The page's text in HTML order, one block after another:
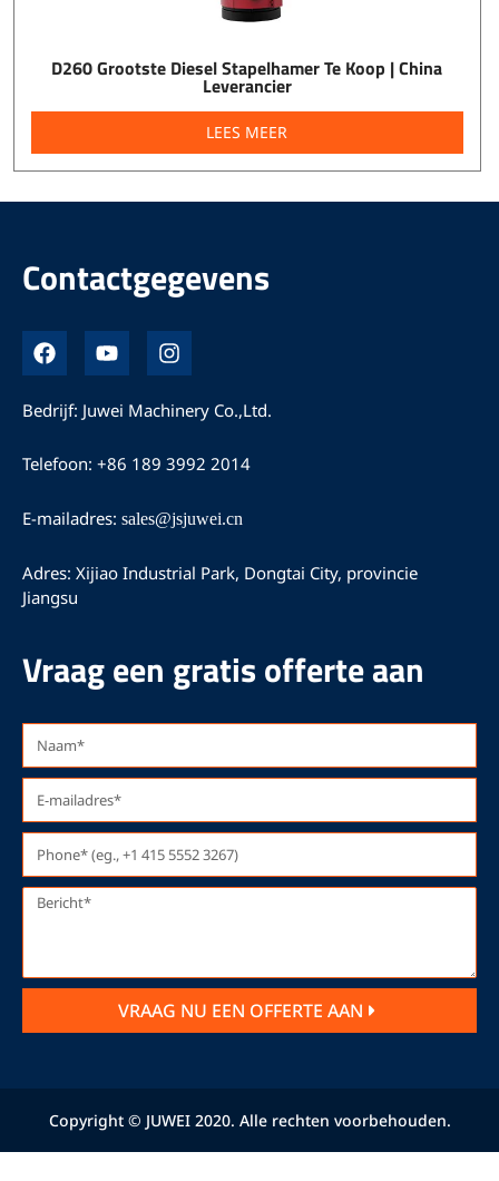
D260 Grootste Diesel Stapelhamer Te Koop | China
Leverancier
LEES MEER
Contactgegevens
F
a
c
e
o
o
Y
o
u
T
b
e
I
n
s
t
g
r
m
Bedrijf: Juwei Machinery Co.,Ltd.
Telefoon: +86 189 3992 2014
E-mailadres: sales@jsjuwei.cn
Adres: Xijiao Industrial Park, Dongtai City, provincie
Jiangsu
Vraag een gratis offerte aan
VRAAG NU EEN OFFERTE AAN
Copyright © JUWEI 2020. Alle rechten voorbehouden.